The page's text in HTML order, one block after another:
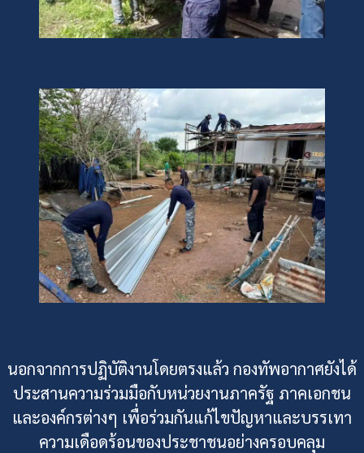
นอกจากการปฏิบัติงานโดยตรงแล้ว กองทัพอากาศยังได้
ประสานความร่วมมือกับหน่วยงานภาครัฐ ภาคเอกชน
และองค์กรต่างๆ เพื่อร่วมกันแก้ไขปัญหาและบรรเทา
ความเดือดร้อนของประชาชนอย่างครอบคลุม